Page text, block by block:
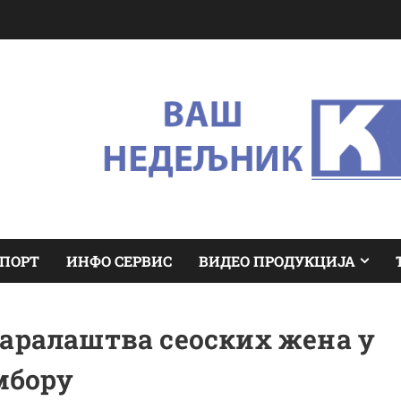
ИНФО СЕРВИС ВИДЕО ПРОДУКЦИЈА
сеоских жена у